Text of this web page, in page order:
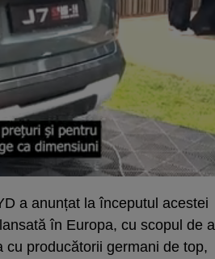
a anunțat la începutul acestei
în Europa, cu scopul de a
producătorii germani de top,